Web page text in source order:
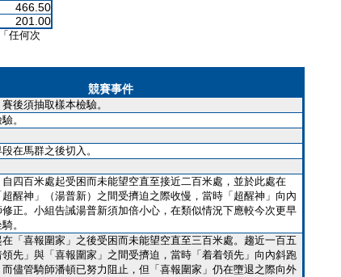
466.50
201.00
任何次
競賽事件
後須抽取樣本檢驗。
。
在馬群之後切入。
四百米處起受困而未能望空直至接近二百米處，並於此處在
超醒神」（湯普新）之間受擠迫之際收慢，當時「超醒神」向內
正。小組告誡湯普新須加倍小心，在類似情況下應較今次更早
。
「喜報圍家」之後受困而未能望空直至三百米處。趨近一百五
先」與「喜報圍家」之間受擠迫，當時「着着領先」向內斜跑
儘管騎師潘頓已努力阻止，但「喜報圍家」仍在墮退之際向外